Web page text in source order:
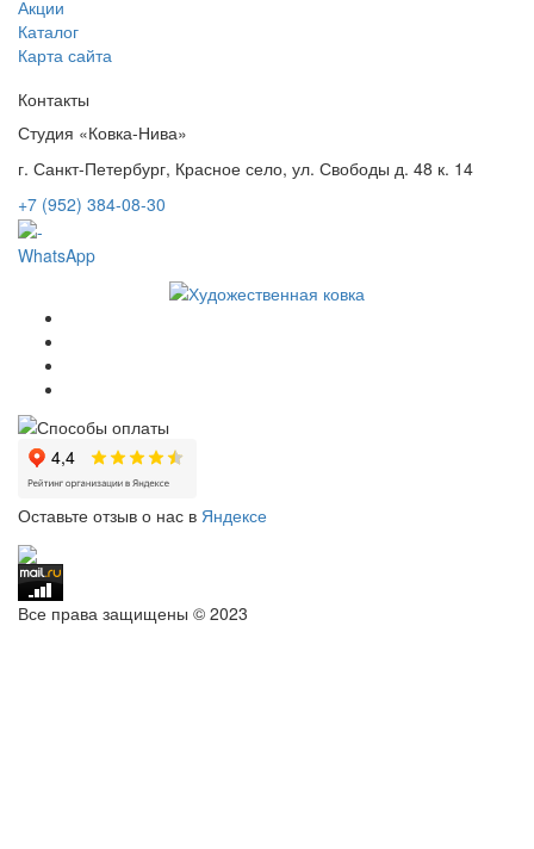
Акции
Каталог
Карта сайта
Контакты
Студия «Ковка-Нива»
г. Санкт-Петербург, Красное село, ул. Свободы д. 48 к. 14
+7 (952) 384-08-30
WhatsApp
Оставьте отзыв о нас в Яндексе
Все права защищены © 2023